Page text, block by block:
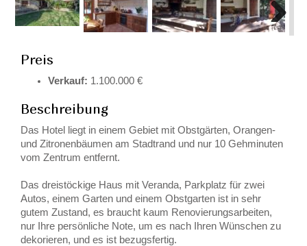
Preis
Verkauf: 1.100.000 €
Beschreibung
Das Hotel liegt in einem Gebiet mit Obstgärten, Orangen-
und Zitronenbäumen am Stadtrand und nur 10 Gehminuten
vom Zentrum entfernt.
Das dreistöckige Haus mit Veranda, Parkplatz für zwei
Autos, einem Garten und einem Obstgarten ist in sehr
gutem Zustand, es braucht kaum Renovierungsarbeiten,
nur Ihre persönliche Note, um es nach Ihren Wünschen zu
dekorieren, und es ist bezugsfertig.